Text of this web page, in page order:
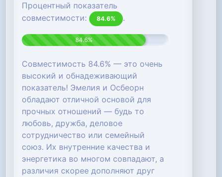
Процентный показатель
совместимости:
84.6% .
84.6%
Совместимость 84.6% — это очень
высокий и обнадеживающий
показатель! Эмелия и Осбеорн
обладают отличной основой для
прочных отношений — будь то
любовь, дружба, деловое
сотрудничество или семейный
союз. Их внутренние качества и
энергетика во многом совпадают, а
различия скорее дополняют друг